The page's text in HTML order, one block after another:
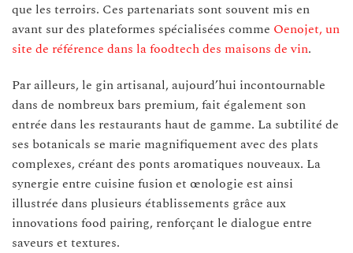
que les terroirs. Ces partenariats sont souvent mis en
avant sur des plateformes spécialisées comme Oenojet, un
site de référence dans la foodtech des maisons de vin.
Par ailleurs, le gin artisanal, aujourd’hui incontournable
dans de nombreux bars premium, fait également son
entrée dans les restaurants haut de gamme. La subtilité de
ses botanicals se marie magnifiquement avec des plats
complexes, créant des ponts aromatiques nouveaux. La
synergie entre cuisine fusion et œnologie est ainsi
illustrée dans plusieurs établissements grâce aux
innovations food pairing, renforçant le dialogue entre
saveurs et textures.